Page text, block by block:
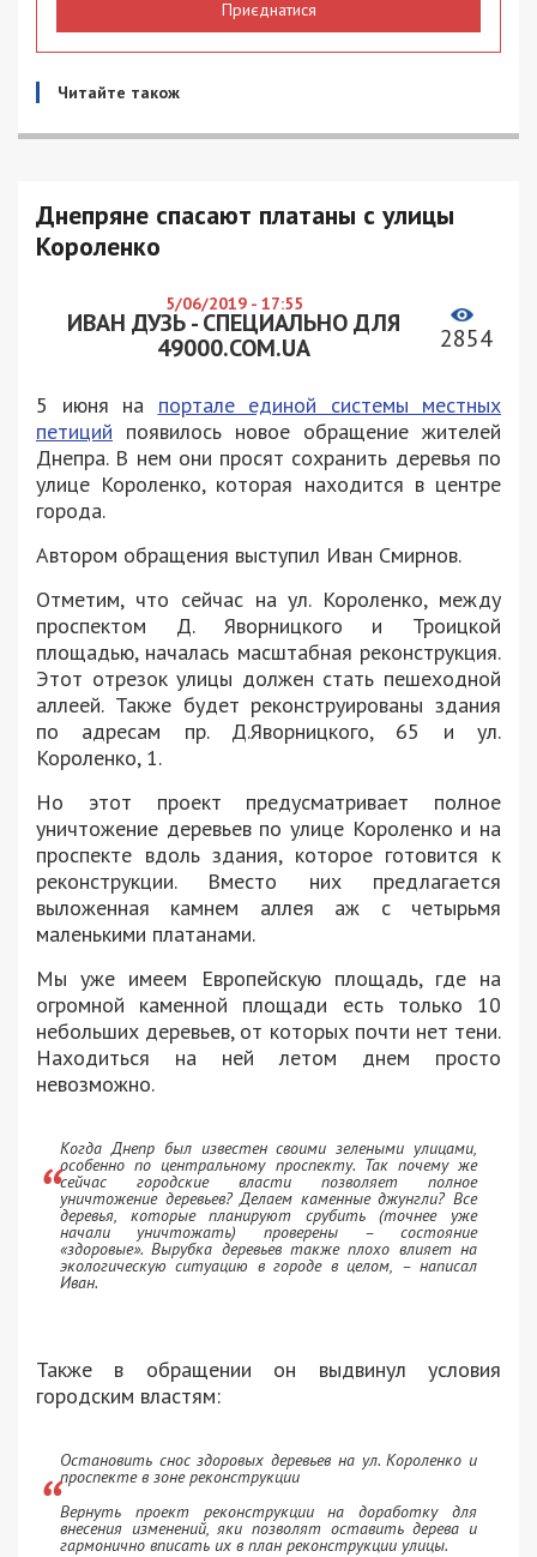
Приєднатися
Читайте також
Днепряне спасают платаны с улицы
Короленко
5/06/2019 - 17:55
ИВАН ДУЗЬ - СПЕЦИАЛЬНО ДЛЯ
49000.COM.UA
2854
5 июня на портале единой системы местных
петиций появилось новое обращение жителей
Днепра. В нем они просят сохранить деревья по
улице Короленко, которая находится в центре
города.
Автором обращения выступил Иван Смирнов.
Отметим, что сейчас на ул. Короленко, между
проспектом Д. Яворницкого и Троицкой
площадью, началась масштабная реконструкция.
Этот отрезок улицы должен стать пешеходной
аллеей. Также будет реконструированы здания
по адресам пр. Д.Яворницкого, 65 и ул.
Короленко, 1.
Но этот проект предусматривает полное
уничтожение деревьев по улице Короленко и на
проспекте вдоль здания, которое готовится к
реконструкции. Вместо них предлагается
выложенная камнем аллея аж с четырьмя
маленькими платанами.
Мы уже имеем Европейскую площадь, где на
огромной каменной площади есть только 10
небольших деревьев, от которых почти нет тени.
Находиться на ней летом днем ​​просто
невозможно.
Когда Днепр был известен своими зелеными улицами,
особенно по центральному проспекту. Так почему же
сейчас городские власти позволяет полное
уничтожение деревьев? Делаем каменные джунгли? Все
деревья, которые планируют срубить (точнее уже
начали уничтожать) проверены – состояние
«здоровые». Вырубка деревьев также плохо влияет на
экологическую ситуацию в городе в целом, – написал
Иван.
Также в обращении он выдвинул условия
городским властям:
Остановить снос здоровых деревьев на ул. Короленко и
проспекте в зоне реконструкции
Вернуть проект реконструкции на доработку для
внесения изменений, яки позволят оставить дерева и
гармонично вписать их в план реконструкции улицы.